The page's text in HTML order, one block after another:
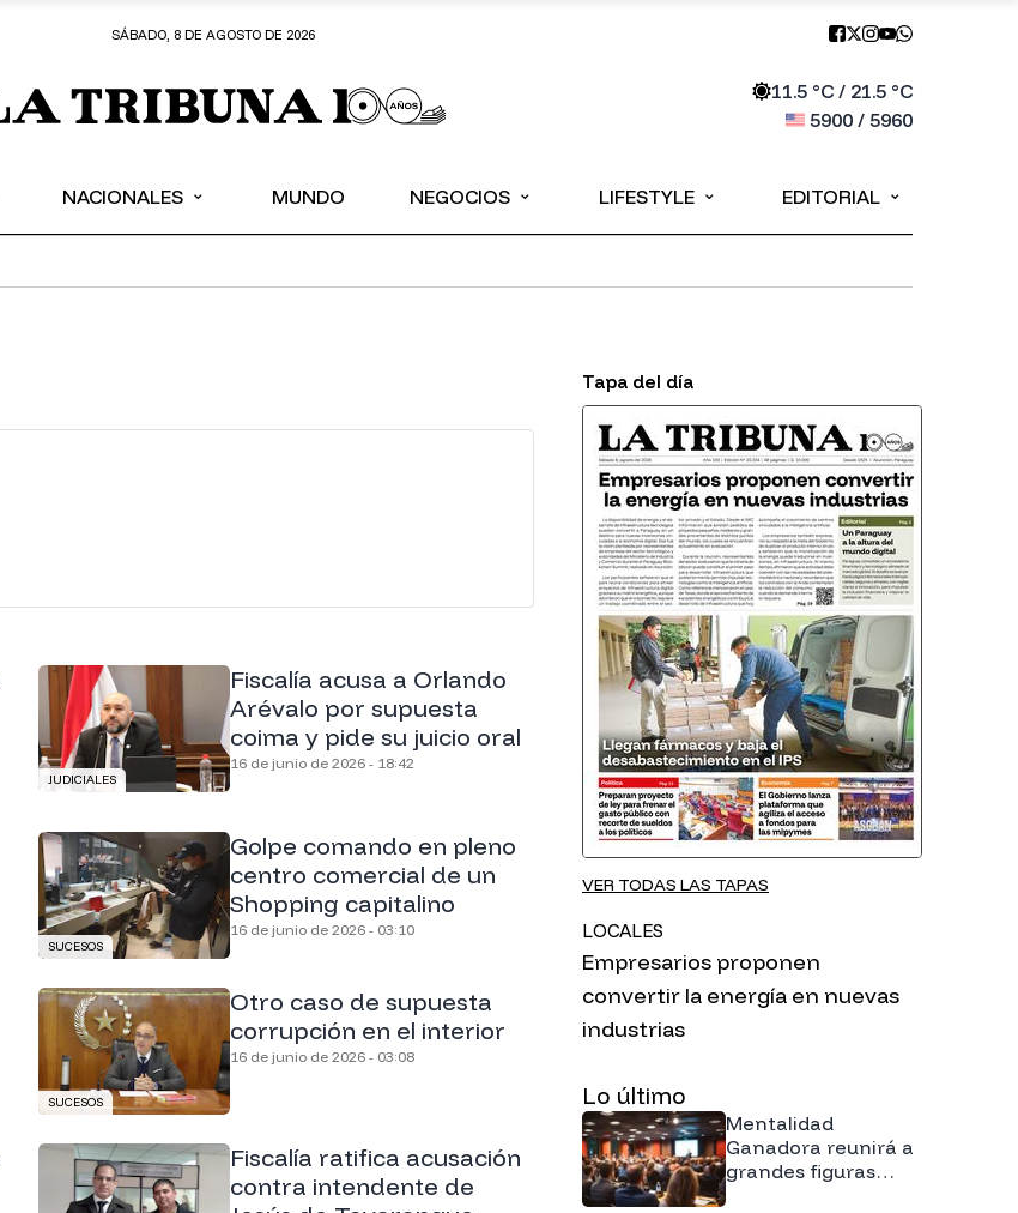
SÁBADO, 8 DE AGOSTO DE 2026
11.5°C / 21.5°C
5900/ 5960
NACIONALES ⌄ MUNDO NEGOCIOS ⌄ LIFESTYLE ⌄ EDITORIAL ⌄
JUDICIALES
Fiscalía acusa a Orlando
Arévalo por supuesta
coima y pide su juicio oral
16 de junio de 2026 - 18:42
SUCESOS
Golpe comando en pleno
centro comercial de un
Shopping capitalino
16 de junio de 2026 - 03:10
SUCESOS
Otro caso de supuesta
corrupción en el interior
16 de junio de 2026 - 03:08
Fiscalía ratifica acusación
contra intendente de
Tapa del día
VER TODAS LAS TAPAS
LOCALES
Empresarios proponen
convertir la energía en nuevas
industrias
Lo último
Mentalidad
Ganadora reunirá a
grandes figuras